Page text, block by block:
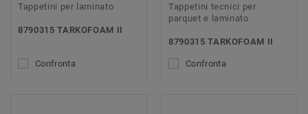
Tappetini per laminato
8790315 TARKOFOAM II
Confronta
Tappetini tecnici per
parquet e laminato
8790315 TARKOFOAM II
Confronta